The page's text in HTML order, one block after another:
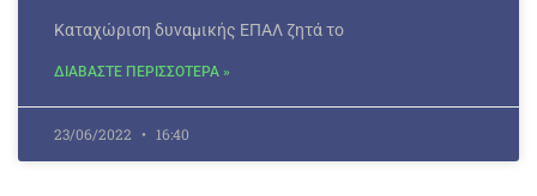
Καταχώριση δυναμικής ΕΠΑΛ ζητά το
ΔΙΑΒΑΣΤΕ ΠΕΡΙΣΣΟΤΕΡΑ »
23/06/2022 16:40